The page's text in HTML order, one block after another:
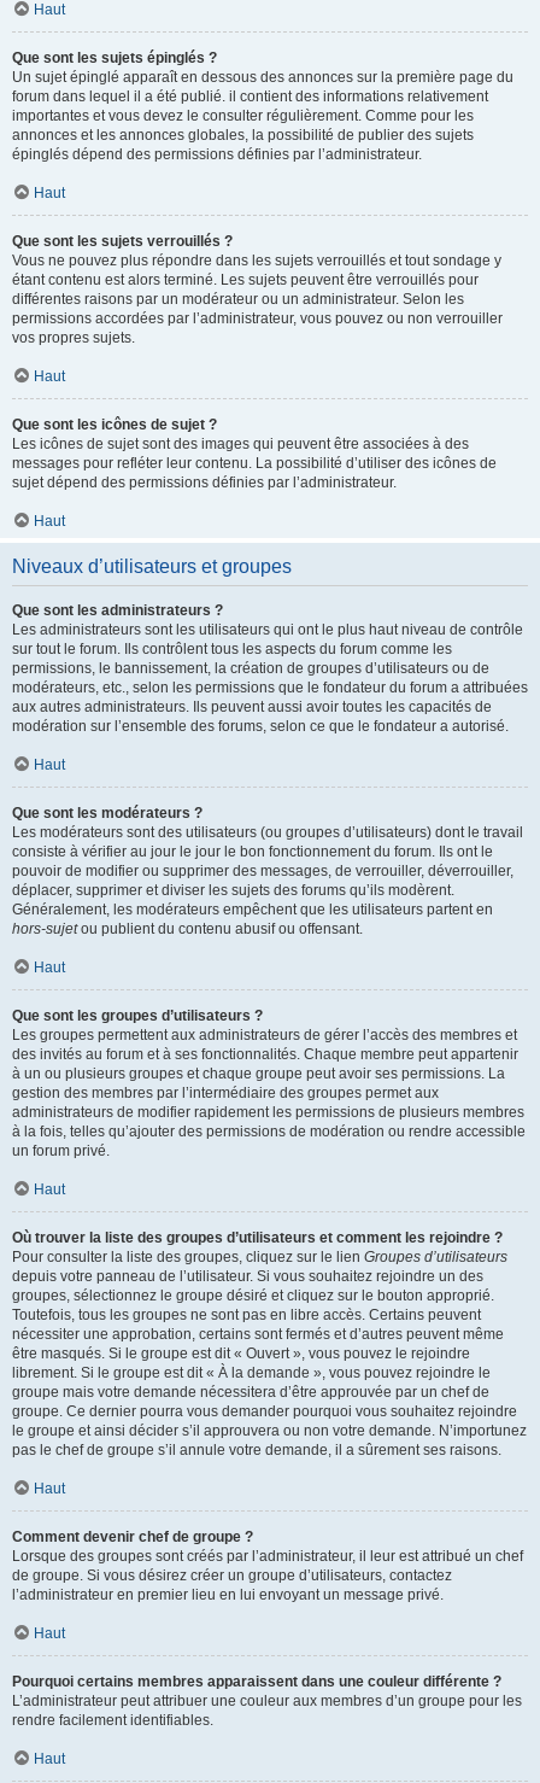
Haut
Que sont les sujets épinglés ?
Un sujet épinglé apparaît en dessous des annonces sur la première page du
forum dans lequel il a été publié. il contient des informations relativement
importantes et vous devez le consulter régulièrement. Comme pour les
annonces et les annonces globales, la possibilité de publier des sujets
épinglés dépend des permissions définies par l’administrateur.
Haut
Que sont les sujets verrouillés ?
Vous ne pouvez plus répondre dans les sujets verrouillés et tout sondage y
étant contenu est alors terminé. Les sujets peuvent être verrouillés pour
différentes raisons par un modérateur ou un administrateur. Selon les
permissions accordées par l’administrateur, vous pouvez ou non verrouiller
vos propres sujets.
Haut
Que sont les icônes de sujet ?
Les icônes de sujet sont des images qui peuvent être associées à des
messages pour refléter leur contenu. La possibilité d’utiliser des icônes de
sujet dépend des permissions définies par l’administrateur.
Haut
Niveaux d’utilisateurs et groupes
Que sont les administrateurs ?
Les administrateurs sont les utilisateurs qui ont le plus haut niveau de contrôle
sur tout le forum. Ils contrôlent tous les aspects du forum comme les
permissions, le bannissement, la création de groupes d’utilisateurs ou de
modérateurs, etc., selon les permissions que le fondateur du forum a attribuées
aux autres administrateurs. Ils peuvent aussi avoir toutes les capacités de
modération sur l’ensemble des forums, selon ce que le fondateur a autorisé.
Haut
Que sont les modérateurs ?
Les modérateurs sont des utilisateurs (ou groupes d’utilisateurs) dont le travail
consiste à vérifier au jour le jour le bon fonctionnement du forum. Ils ont le
pouvoir de modifier ou supprimer des messages, de verrouiller, déverrouiller,
déplacer, supprimer et diviser les sujets des forums qu’ils modèrent.
Généralement, les modérateurs empêchent que les utilisateurs partent en
hors-sujetou publient du contenu abusif ou offensant.
Haut
Que sont les groupes d’utilisateurs ?
Les groupes permettent aux administrateurs de gérer l’accès des membres et
des invités au forum et à ses fonctionnalités. Chaque membre peut appartenir
à un ou plusieurs groupes et chaque groupe peut avoir ses permissions. La
gestion des membres par l’intermédiaire des groupes permet aux
administrateurs de modifier rapidement les permissions de plusieurs membres
à la fois, telles qu’ajouter des permissions de modération ou rendre accessible
un forum privé.
Haut
Où trouver la liste des groupes d’utilisateurs et comment les rejoindre ?
Pour consulter la liste des groupes, cliquez sur le lien Groupes d’utilisateurs
depuis votre panneau de l’utilisateur. Si vous souhaitez rejoindre un des
groupes, sélectionnez le groupe désiré et cliquez sur le bouton approprié.
Toutefois, tous les groupes ne sont pas en libre accès. Certains peuvent
nécessiter une approbation, certains sont fermés et d’autres peuvent même
être masqués. Si le groupe est dit « Ouvert », vous pouvez le rejoindre
librement. Si le groupe est dit « À la demande », vous pouvez rejoindre le
groupe mais votre demande nécessitera d’être approuvée par un chef de
groupe. Ce dernier pourra vous demander pourquoi vous souhaitez rejoindre
le groupe et ainsi décider s’il approuvera ou non votre demande. N’importunez
pas le chef de groupe s’il annule votre demande, il a sûrement ses raisons.
Haut
Comment devenir chef de groupe ?
Lorsque des groupes sont créés par l’administrateur, il leur est attribué un chef
de groupe. Si vous désirez créer un groupe d’utilisateurs, contactez
l’administrateur en premier lieu en lui envoyant un message privé.
Haut
Pourquoi certains membres apparaissent dans une couleur différente ?
L’administrateur peut attribuer une couleur aux membres d’un groupe pour les
rendre facilement identifiables.
Haut